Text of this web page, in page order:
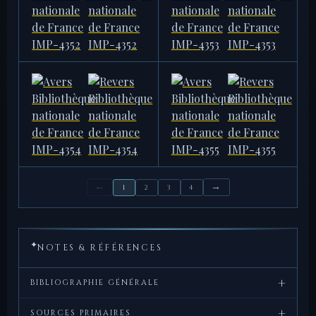
11,91 g 11,70 g
BIBLIOTHÈQUE NATIONALE DE
IMP-4352
8,23 g
BIBLIOTHÈQUE NATIONALE DE
IMP-4353
9,99 g
BIBLIOTHÈQUE NATIONALE DE
IMP-4354
BIBLIOTHÈQUE NATIONALE DE
FRANCE
IMP-4355
← 1 2 3 4 →
✦NOTES & RÉFÉRENCES
BIBLIOGRAPHIE GÉNÉRALE +
SOURCES PRIMAIRES